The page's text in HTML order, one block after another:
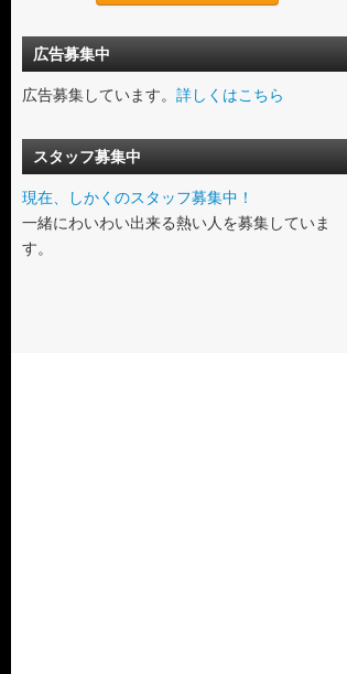
広告募集中
広告募集しています。 詳しくはこちら
スタッフ募集中
現在、しかくのスタッフ募集中！
一緒にわいわい出来る熱い人を募集していま
す。